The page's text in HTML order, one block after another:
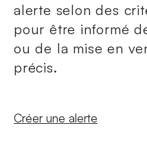
alerte selon des
pour être informé
ou de la mise en
précis.
Nouvelle fenêtre
Créer une alerte